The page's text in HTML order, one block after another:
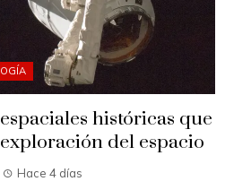
históricas que
del espacio
Hace 4 días